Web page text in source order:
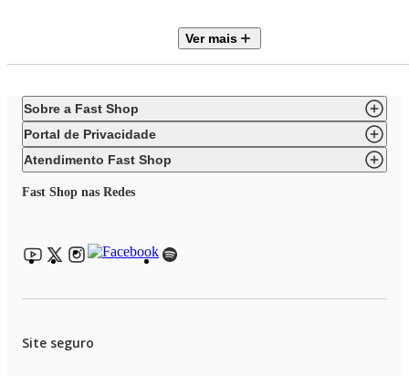
Sistema de proteção contra sobreaquecimento;
Imagens meramente ilustrativas.
Ver mais
Sobre a Fast Shop
Portal de Privacidade
Atendimento Fast Shop
Fast Shop nas Redes
Site seguro